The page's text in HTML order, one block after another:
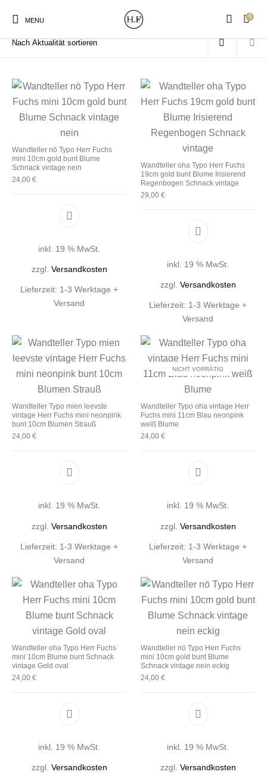
MENU
0
New Products On Sale! Wandteller Geschirrtücher
Gutscheine Magneten
Patches
Start / Produkte verschlagwortet mit „Blumenmuster“
Wandteller nö Typo Herr Fuchs
mini 10cm gold bunt Blume
Schnack vintage nein
24,00 €
inkl. 19 % MwSt.
zzgl. Versandkosten
Lieferzeit: 1-3 Werktage +
Versand
Wandteller oha Typo Herr Fuchs
19cm gold bunt Blume Irisierend
Regenbogen Schnack vintage
29,00 €
inkl. 19 % MwSt.
zzgl. Versandkosten
Lieferzeit: 1-3 Werktage +
Versand
Wandteller Typo mien leevste
vintage Herr Fuchs mini neonpink
bunt 10cm Blumen Strauß
24,00 €
inkl. 19 % MwSt.
zzgl. Versandkosten
Lieferzeit: 1-3 Werktage +
Versand
NICHT VORRÄTIG
Wandteller Typo oha vintage Herr
Fuchs mini 11cm Blau neonpink
weiß Blume
24,00 €
inkl. 19 % MwSt.
zzgl. Versandkosten
Lieferzeit: 1-3 Werktage +
Versand
Wandteller oha Typo Herr Fuchs
mini 10cm Blume bunt Schnack
vintage Gold oval
24,00 €
inkl. 19 % MwSt.
zzgl. Versandkosten
Wandteller nö Typo Herr Fuchs
mini 10cm gold bunt Blume
Schnack vintage nein eckig
24,00 €
inkl. 19 % MwSt.
zzgl. Versandkosten